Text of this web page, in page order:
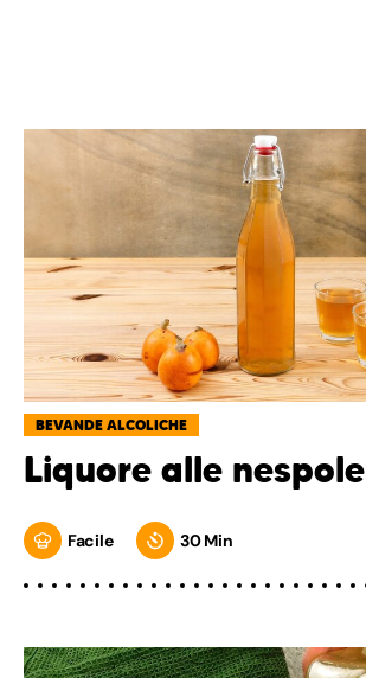
BEVANDE ALCOLICHE
Liquore alle nespole
Facile 30 Min